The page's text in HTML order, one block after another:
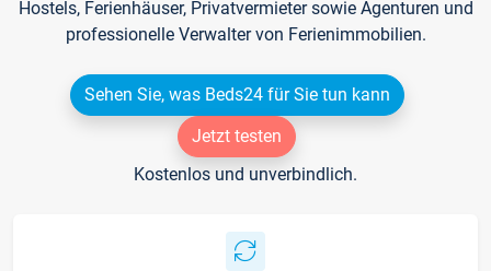
Hostels, Ferienhäuser, Privatvermieter sowie Agenturen und
professionelle Verwalter von Ferienimmobilien.
Sehen Sie, was Beds24 für Sie tun kann
Jetzt testen
Kostenlos und unverbindlich.